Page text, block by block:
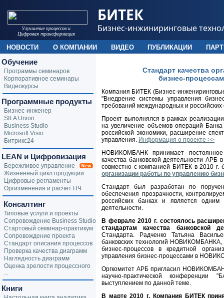
Стандарт качества
бизнес-
Компания БИТЕК (Бизнес-
"Внедрение системы управления
требований международных и российских
Проект выполнялся в рамках
на увеличение объемов операций
российской экономики, расширение
управления. Информация о проекте >>
НОВИКОМБАНК принимает постоянное
качества банковской деятельности АРБ
cовместно с компанией БИТЕК в 2010 г.
организации работы по управлению
Стандарт был разработан по
обеспечения прозрачности,
российских банках и является одним
деятельности.
В феврале 2010 г. состоялось
стандартам качества банковской
Стандарта. Радченко Татьяна
банковских технологий НОВИКОМБАНКА,
бизнес-процессов в кредитной
управления бизнес-процессами в
Оргкомитет АРБ пригласил
научно-практической
выступлением по данной теме.
В марте 2010 г. Компания БИТЕК
Обучение
Программы семинаров
Корпоративное семинары
Видеокурсы
Программные продукты
Бизнес-инженер
SILA Union
Business Studio
Microsoft Visio
Битрикс24
LEAN и Цифровизация
Бережливое управление
Жизненный цикл продукции
Цифровые регламенты
Оргизменения и расчет НЧ
Консалтинг
Типовые услуги и проекты
Сопровождение Business Studio
Стартовый семинар-практикум
Сопровождение проекта
Стандарт описания процессов
Проверка качества диаграмм
Наглядность диаграмм
Оценка зрелости процессного
...
Книги
Улучшение процессов и
Цифровая трансформация
БИТЕК
Бизнес-инжиниринговые
НОВОСТИ О КОМПАНИИ ВИДЕО ПУБЛИКАЦИИ